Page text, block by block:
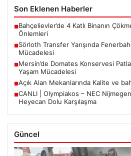
Son Eklenen Haberler
■Bahçelievler’de 4 Katlı Binanın
Önlemleri
■Sörloth Transfer Yarışında
Mücadelesi
■Mersin’de Domates Konservesi
Yaşam Mücadelesi
■Açık Alan Mekanlarında Kalite ve
■CANLI | Olympiakos – NEC
Heyecan Dolu Karşılaşma
Güncel